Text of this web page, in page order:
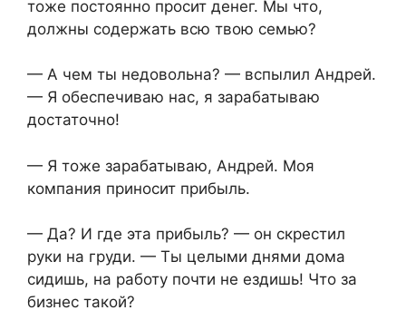
тоже постоянно просит денег. Мы что,
должны содержать всю твою семью?
— А чем ты недовольна? — вспылил Андрей.
— Я обеспечиваю нас, я зарабатываю
достаточно!
— Я тоже зарабатываю, Андрей. Моя
компания приносит прибыль.
— Да? И где эта прибыль? — он скрестил
руки на груди. — Ты целыми днями дома
сидишь, на работу почти не ездишь! Что за
бизнес такой?